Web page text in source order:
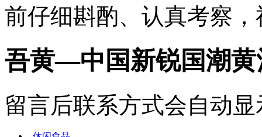
前仔细斟酌、认真考察
吾黄—中国新锐国潮黄
留言后联系方式会自动显